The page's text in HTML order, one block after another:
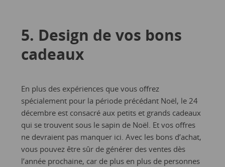
5. Design de vos bons
cadeaux
En plus des expériences que vous offrez
spécialement pour la période précédant Noël, le 24
décembre est consacré aux petits et grands cadeaux
qui se trouvent sous le sapin de Noël. Et vos offres
ne devraient pas manquer ici. Avec les bons d’achat,
vous pouvez être sûr de générer des ventes dès
l’année prochaine, car de plus en plus de personnes